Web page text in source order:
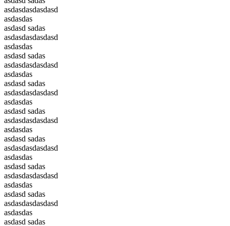
asdasdasdasdasd
asdasdas
asdasd sadas
asdasdasdasdasd
asdasdas
asdasd sadas
asdasdasdasdasd
asdasdas
asdasd sadas
asdasdasdasdasd
asdasdas
asdasd sadas
asdasdasdasdasd
asdasdas
asdasd sadas
asdasdasdasdasd
asdasdas
asdasd sadas
asdasdasdasdasd
asdasdas
asdasd sadas
asdasdasdasdasd
asdasdas
asdasd sadas